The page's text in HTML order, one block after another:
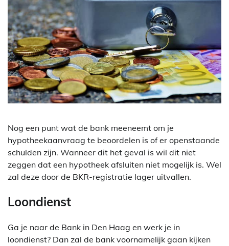
Nog een punt wat de bank meeneemt om je
hypotheekaanvraag te beoordelen is of er openstaande
schulden zijn. Wanneer dit het geval is wil dit niet
zeggen dat een hypotheek afsluiten niet mogelijk is. Wel
zal deze door de BKR-registratie lager uitvallen.
Loondienst
Ga je naar de Bank in Den Haag en werk je in
loondienst? Dan zal de bank voornamelijk gaan kijken